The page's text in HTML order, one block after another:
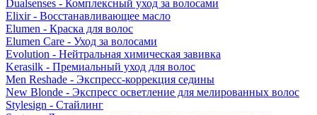
Dualsenses - Комплексный уход за волосами
Elixir - Восстанавливающее масло
Elumen - Краска для волос
Elumen Care - Уход за волосами
Evolution - Нейтральная химическая завивка
Kerasilk - Премиальный уход для волос
Men Reshade - Экспресс-коррекция седины
New Blonde - Экспресс осветление для мелированных волос
Stylesign - Стайлинг